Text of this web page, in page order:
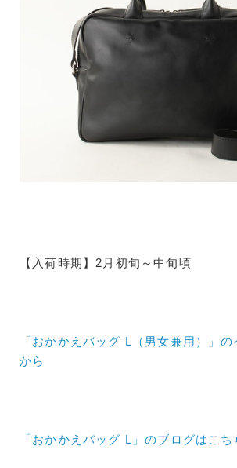
【入荷時期】2月初旬～中旬頃
「おかかえバッグ L（男女兼用）」
から
「おかかえバッグ L」のブログはこち